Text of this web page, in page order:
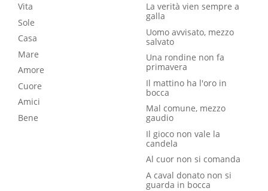
Vita
Sole
Casa
Mare
Amore
Cuore
Amici
Bene
La verità vien sempre a
galla
Uomo avvisato, mezzo
salvato
Una rondine non fa
primavera
Il mattino ha l'oro in
bocca
Mal comune, mezzo
gaudio
Il gioco non vale la
candela
Al cuor non si comanda
A caval donato non si
guarda in bocca